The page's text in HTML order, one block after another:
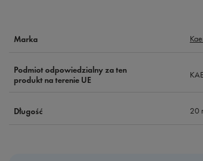
Marka
Podmiot odpowiedzialny za ten
produkt na terenie UE
Długość 20